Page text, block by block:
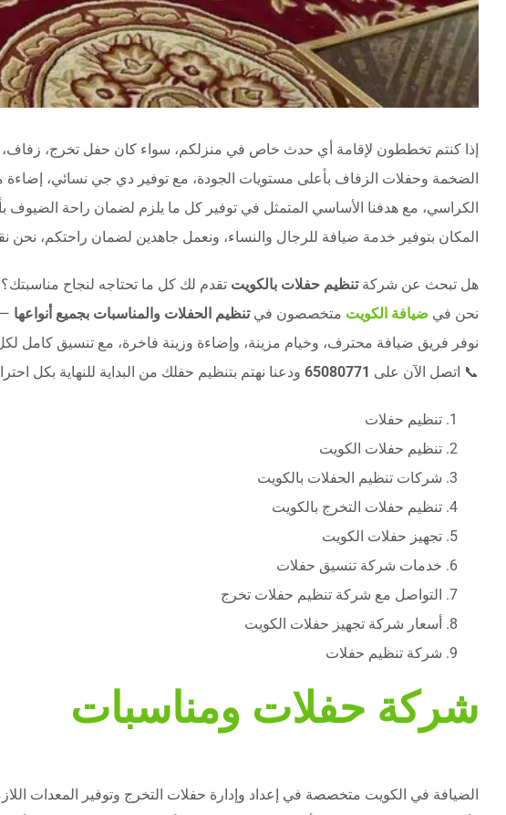
إذا كنتم تخططون لإقامة أي حدث خاص في منزلكم، سواء كان حفل تخرج، زفاف،
الضخمة وحفلات الزفاف بأعلى مستويات الجودة، مع توفير دي جي نسائي،
الكراسي، مع هدفنا الأساسي المتمثل في توفير كل ما يلزم لضمان راحة
المكان بتوفير خدمة ضيافة للرجال والنساء، ونعمل جاهدين لضمان راحتكم،
هل تبحث عن شركةتنظيم حفلات بالكويت تقدم لك كل ما تحتاجه لنجاح مناسبتك؟
نحن في ضيافة الكويت متخصصون فيتنظيم الحفلات والمناسبات بجميع أنواعها
نوفر فريق ضيافة محترف، وخيام مزينة، وإضاءة وزينة فاخرة، مع تنسيق كامل
📞 اتصل الآن على 65080771 ودعنا نهتم بتنظيم حفلك من البداية للنهاية بكل
تنظيم حفلات
تنظيم حفلات الكويت
شركات تنظيم الحفلات بالكويت
تنظيم حفلات التخرج بالكويت
تجهيز حفلات الكويت
خدمات شركة تنسيق حفلات
التواصل مع شركة تنظيم حفلات تخرج
أسعار شركة تجهيز حفلات الكويت
شركة تنظيم حفلات
شركة حفلات ومناسبات
الضيافة في الكويت متخصصة في إعداد وإدارة حفلات التخرج وتوفير المعدات